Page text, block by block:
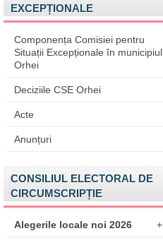
EXCEPȚIONALE
Componența Comisiei pentru
Situații Excepționale în municipiul
Orhei
Deciziile CSE Orhei
Acte
Anunțuri
CONSILIUL ELECTORAL DE
CIRCUMSCRIPȚIE
Alegerile locale noi 2026 +